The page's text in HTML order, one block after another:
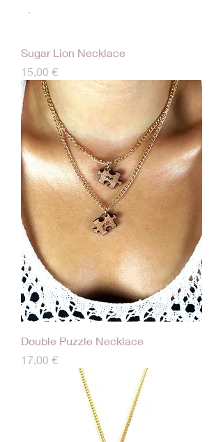
Sugar Lion Necklace
Τιμή
15,00 €
Double Puzzle Necklace
Τιμή
17,00 €